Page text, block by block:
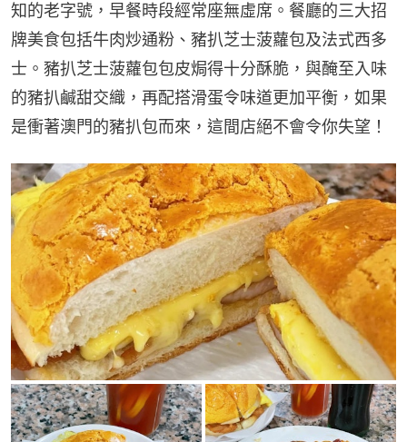
知的老字號，早餐時段經常座無虛席。餐廳的三大招
牌美食包括牛肉炒通粉、豬扒芝士菠蘿包及法式西多
士。豬扒芝士菠蘿包包皮焗得十分酥脆，與醃至入味
的豬扒鹹甜交織，再配搭滑蛋令味道更加平衡，如果
是衝著澳門的豬扒包而來，這間店絕不會令你失望！